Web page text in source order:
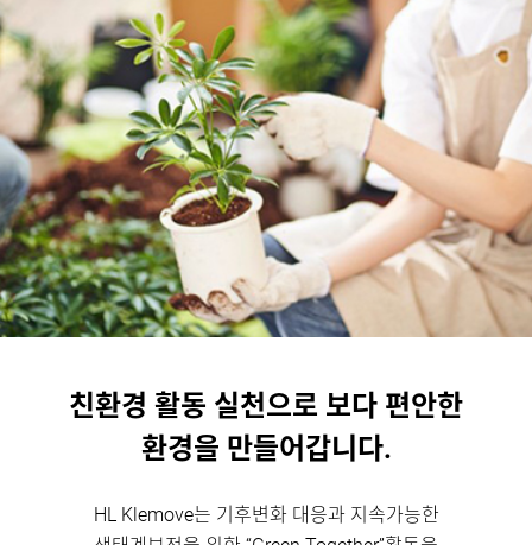
친환경 활동 실천으로 보다 편안한
환경을 만들어갑니다.
HL Klemove는 기후변화 대응과 지속가능한